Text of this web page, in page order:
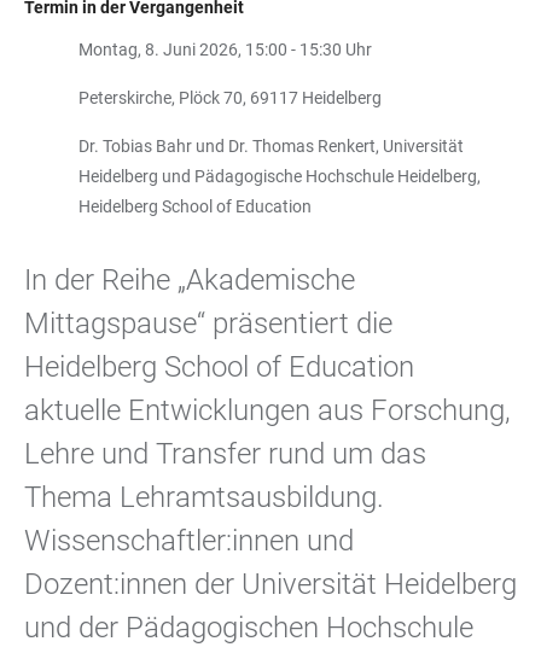
Termin in der Vergangenheit
Montag, 8. Juni 2026, 15:00 - 15:30 Uhr
Peterskirche, Plöck 70, 69117 Heidelberg
Dr. Tobias Bahr und Dr. Thomas Renkert, Universität
Heidelberg und Pädagogische Hochschule Heidelberg,
Heidelberg School of Education
In der Reihe „Akademische
Mittagspause“ präsentiert die
Heidelberg School of Education
aktuelle Entwicklungen aus Forschung,
Lehre und Transfer rund um das
Thema Lehramtsausbildung.
Wissenschaftler:innen und
Dozent:innen der Universität Heidelberg
und der Pädagogischen Hochschule